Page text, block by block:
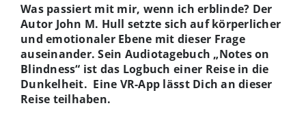
Was passiert mit mir, wenn ich erblinde? Der
Autor John M. Hull setzte sich auf körperlicher
und emotionaler Ebene mit dieser Frage
auseinander. Sein Audiotagebuch „Notes on
Blindness“ ist das Logbuch einer Reise in die
Dunkelheit. Eine VR-App lässt Dich an dieser
Reise teilhaben.